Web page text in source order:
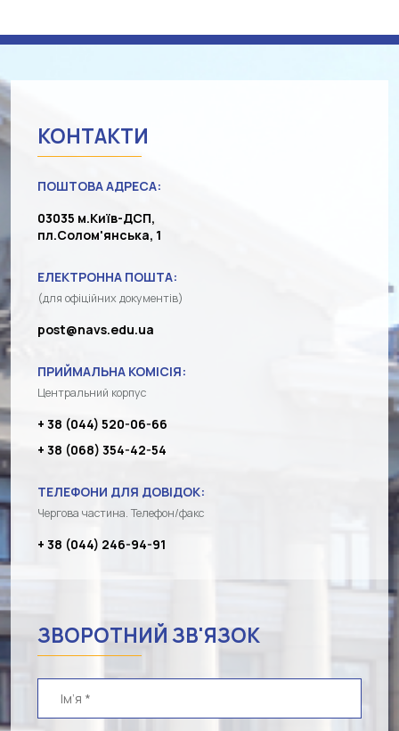
КОНТАКТИ
ПОШТОВА АДРЕСА:
03035 м.Київ-ДСП,
пл.Солом'янська, 1
ЕЛЕКТРОННА ПОШТА:
(для офіційних документів)
post@navs.edu.ua
ПРИЙМАЛЬНА КОМІСІЯ:
Центральний корпус
+ 38 (044) 520-06-66
+ 38 (068) 354-42-54
ТЕЛЕФОНИ ДЛЯ ДОВІДОК:
Чергова частина. Телефон/факс
+ 38 (044) 246-94-91
ЗВОРОТНИЙ ЗВ'ЯЗОК